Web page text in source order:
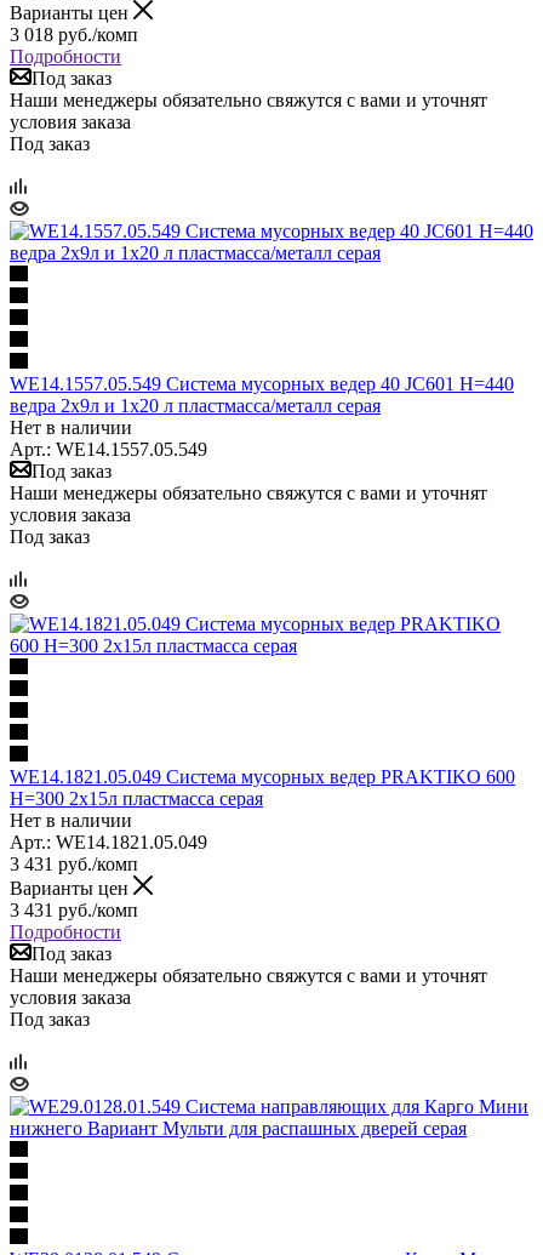
Варианты цен
3 018 руб./комп
Подробности
Под заказ
Наши менеджеры обязательно свяжутся с вами и уточнят
условия заказа
Под заказ
WE14.1557.05.549 Система мусорных ведер 40 JC601 H=440
ведра 2х9л и 1х20 л пластмасса/металл серая
Нет в наличии
Арт.: WE14.1557.05.549
Под заказ
Наши менеджеры обязательно свяжутся с вами и уточнят
условия заказа
Под заказ
WE14.1821.05.049 Система мусорных ведер PRAKTIKO 600
H=300 2x15л пластмасса серая
Нет в наличии
Арт.: WE14.1821.05.049
3 431 руб./комп
Варианты цен
3 431 руб./комп
Подробности
Под заказ
Наши менеджеры обязательно свяжутся с вами и уточнят
условия заказа
Под заказ